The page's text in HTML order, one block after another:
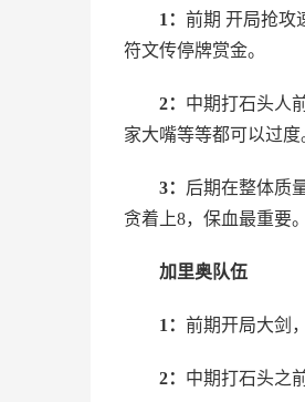
1： 前期 开局抢攻
符文传停牌赏金。
2： 中期打石头人
家大嘴等等都可以过度
3： 后期在整体质
贪着上8，保血最重要。
加里奥队伍
1： 前期开局大剑
2： 中期打石头之